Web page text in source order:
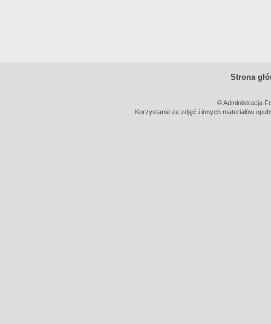
Strona
© Administracja
Korzystanie ze zdjęć i innych materiałów